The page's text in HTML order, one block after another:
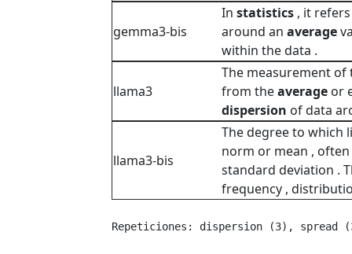
gemma3-bis
In statistics , it
around an average
within the data .
llama3
The measurement
from theaverage or
dispersion of data
llama3-bis
The degree to which
norm or mean ,
standard deviation .
frequency ,
Repeticiones: dispersion (3), spread